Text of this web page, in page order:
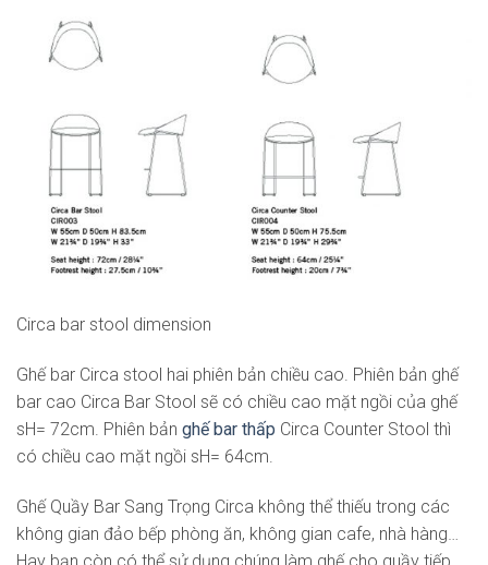
Circa bar stool dimension
Ghế bar Circa stool hai phiên bản chiều cao. Phiên bản ghế
bar cao Circa Bar Stool sẽ có chiều cao mặt ngồi của ghế
sH= 72cm. Phiên bản ghế bar thấp Circa Counter Stool thì
có chiều cao mặt ngồi sH= 64cm.
Ghế Quầy Bar Sang Trọng Circa không thể thiếu trong các
không gian đảo bếp phòng ăn, không gian cafe, nhà hàng…
Hay bạn còn có thể sử dụng chúng làm ghế cho quầy tiếp